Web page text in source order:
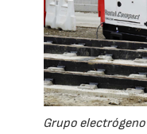
Grupo